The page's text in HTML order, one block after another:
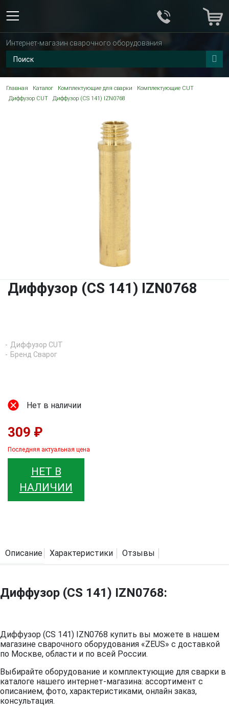
Интернет-магазин сварочного оборудования
Главная Каталог Комплектующие для сварки
Комплектующие CUT
Диффузор CUT
Диффузор (CS 141) IZN0768
Диффузор (CS 141) IZN0768
Диффузор CUT
Бренд Сварог
Нет в наличии
309 ₽
Последняя актуальная цена
НЕТ В
НАЛИЧИИ
Описание Характеристики Отзывы
Диффузор (CS 141) IZN0768:
Диффузор (CS 141) IZN0768 купить вы можете в нашем
магазине сварочного оборудования «ZEUS» с доставкой
по Москве, области и по всей России.
Выбирайте оборудование и комплектующие для сварки в
каталоге нашего интернет-магазина: ассортимент с
описанием, фото, характеристиками, онлайн заказ,
консультация.